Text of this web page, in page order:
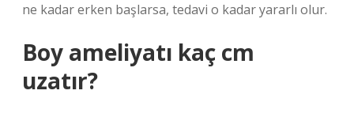
ne kadar erken başlarsa, tedavi o kadar yararlı olur.
Boy ameliyatı kaç cm
uzatır?